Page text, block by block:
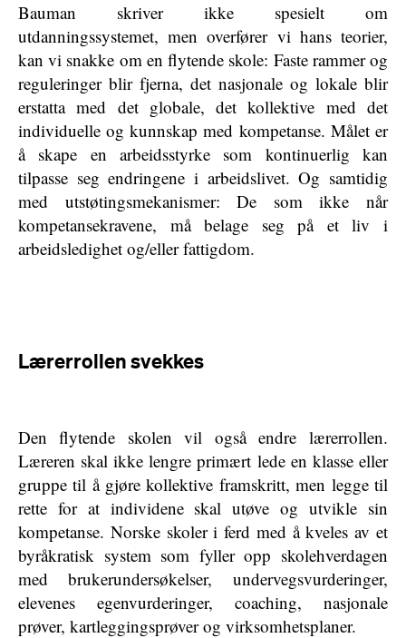
Bauman skriver ikke spesielt om
utdanningssystemet, men overfører vi hans teorier,
kan vi snakke om en flytende skole: Faste rammer og
reguleringer blir fjerna, det nasjonale og lokale blir
erstatta med det globale, det kollektive med det
individuelle og kunnskap med kompetanse. Målet er
å skape en arbeidsstyrke som kontinuerlig kan
tilpasse seg endringene i arbeidslivet. Og samtidig
med utstøtingsmekanismer: De som ikke når
kompetansekravene, må belage seg på et liv i
arbeidsledighet og/eller fattigdom.
Lærerrollen svekkes
Den flytende skolen vil også endre lærerrollen.
Læreren skal ikke lengre primært lede en klasse eller
gruppe til å gjøre kollektive framskritt, men legge til
rette for at individene skal utøve og utvikle sin
kompetanse. Norske skoler i ferd med å kveles av et
byråkratisk system som fyller opp skolehverdagen
med brukerundersøkelser, undervegsvurderinger,
elevenes egenvurderinger, coaching, nasjonale
prøver, kartleggingsprøver og virksomhetsplaner.